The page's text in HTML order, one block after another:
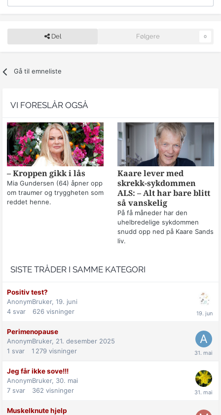
Del Følgere 0
Gå til emneliste
VI FORESLÅR OGSÅ
– Kroppen gikk i lås
Mia Gundersen (64) åpner opp
om traumer og tryggheten som
reddet henne.
Kaare lever med
skrekk-sykdommen
ALS: – Alt har bare blitt
så vanskelig
På få måneder har den
uhelbredelige sykdommen
snudd opp ned på Kaare Sands
liv.
SISTE TRÅDER I SAMME KATEGORI
Positiv test?
AnonymBruker, 19. juni
4 svar 626 visninger
Perimenopause
AnonymBruker, 21. desember 2025
1 svar 1 279 visninger
Jeg får ikke sove!!!
AnonymBruker, 30. mai
7 svar 362 visninger
Muskelknute hjelp